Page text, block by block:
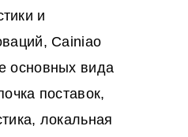
и
Cainiao
основных вида
поставок,
локальная